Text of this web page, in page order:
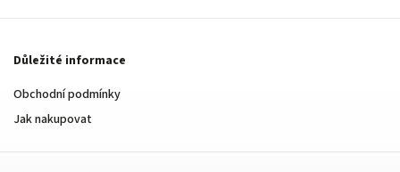
Důležité informace
Obchodní podmínky
Jak nakupovat